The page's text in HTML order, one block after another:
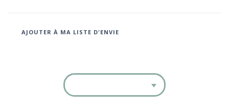
AJOUTER À MA LISTE D'ENVIE